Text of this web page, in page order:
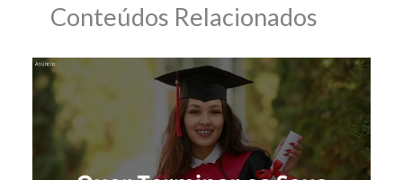
Conteúdos Relacionados